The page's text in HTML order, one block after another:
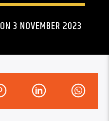
ON 3 NOVEMBER 2023